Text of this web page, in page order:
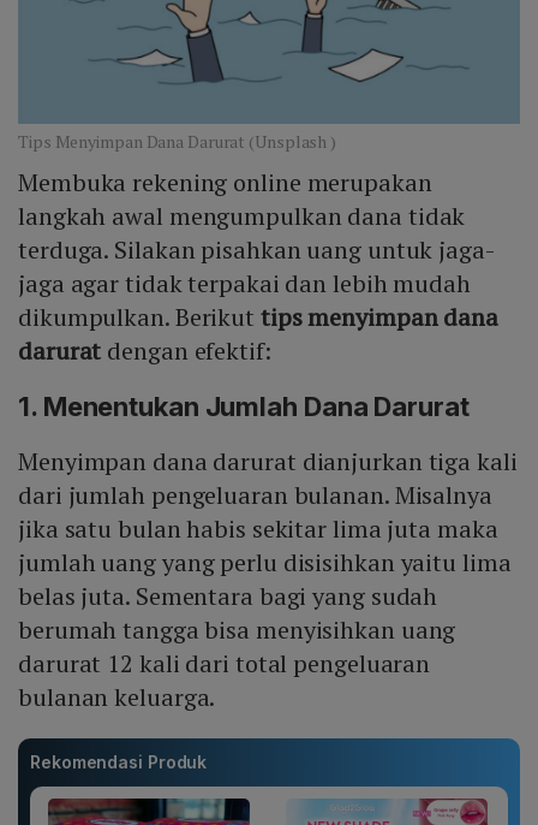
Tips Menyimpan Dana Darurat (Unsplash )
Membuka rekening online merupakan
langkah awal mengumpulkan dana tidak
terduga. Silakan pisahkan uang untuk jaga-
jaga agar tidak terpakai dan lebih mudah
dikumpulkan. Berikut tips menyimpan dana
darurat dengan efektif:
1. Menentukan Jumlah Dana Darurat
Menyimpan dana darurat dianjurkan tiga kali
dari jumlah pengeluaran bulanan. Misalnya
jika satu bulan habis sekitar lima juta maka
jumlah uang yang perlu disisihkan yaitu lima
belas juta. Sementara bagi yang sudah
berumah tangga bisa menyisihkan uang
darurat 12 kali dari total pengeluaran
bulanan keluarga.
Rekomendasi Produk